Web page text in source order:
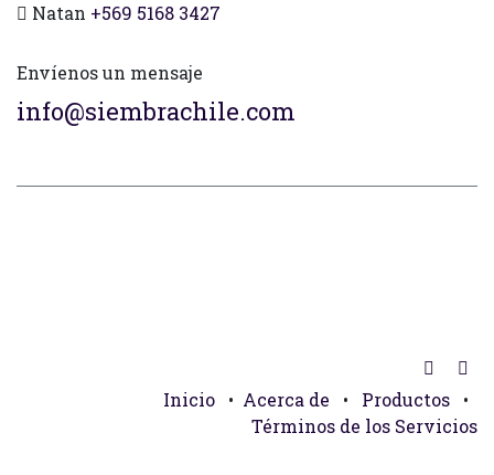
Natan +569 5168 3427
Envíenos un mensaje
info@siembrachile.com
Inicio • Acerca de • Productos
•
Términos de los Servicios